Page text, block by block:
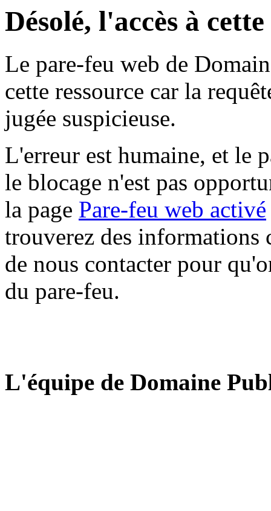
Désolé, l'accès à
Le pare-feu web de
cette ressource car la
jugée suspicieuse.
L'erreur est humaine, et le
le blocage n'est pas
la page Pare-feu web activé
trouverez des informations
de nous contacter pour
du pare-feu.
L'équipe de Domaine